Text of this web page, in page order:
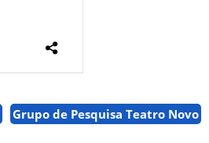
Grupo de Pesquisa Teatro Novo